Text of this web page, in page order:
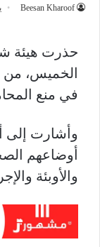
Beesan Kharoof
حذرت هيئة
الخميس، من
في منع
وأشارت إلى
أوضاعهم
والأوبئة